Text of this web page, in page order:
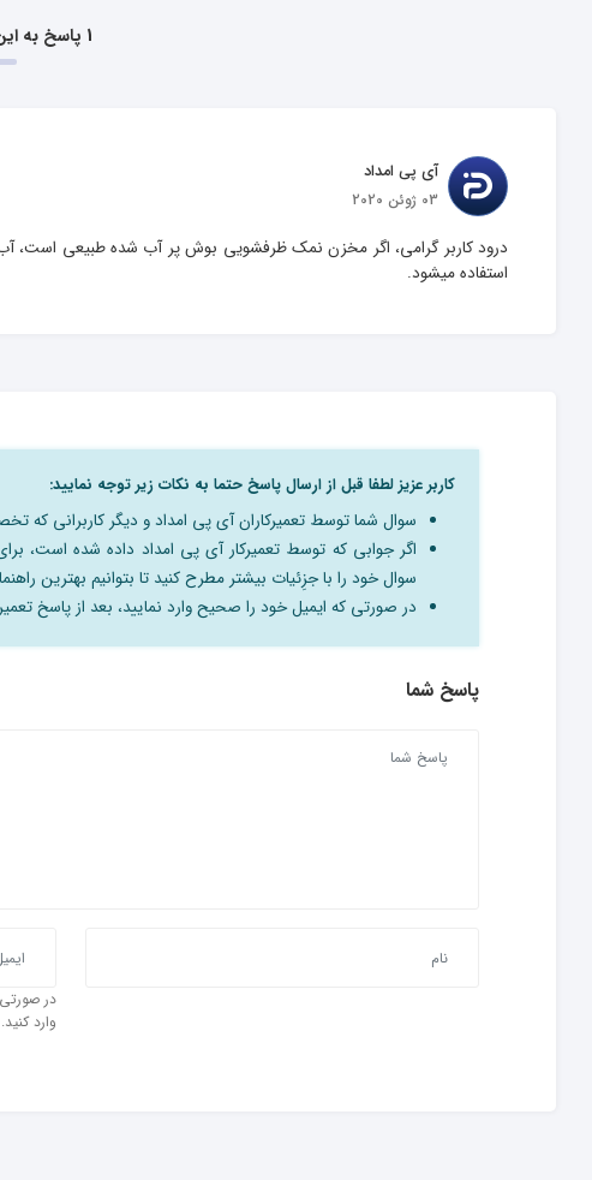
1 پاسخ به این سوال داده شده
آی پی امداد
03 ژوئن 2020
درود کاربر گرامی، اگر مخزن نمک ظرفشویی بوش پر آب شده طبیعی است،
استفاده میشود.
کاربر عزیز لطفا قبل از ارسال پاسخ حتما به نکات زیر توجه نمایید:
سوال شما توسط تعمیرکاران آی پی امداد و دیگر کاربرانی
اگر جوابی که توسط تعمیرکار آی پی امداد داده شده است،
سوال خود را با جزِئیات بیشتر مطرح کنید تا بتوانیم بهترین
در صورتی که ایمیل خود را صحیح وارد نمایید، بعد از پاسخ
پاسخ شما
وارد کنید.